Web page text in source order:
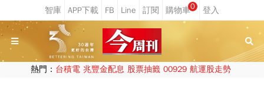
0
熱門： 台積電 兆豐金配息 股票抽籤 00929 航運股走勢